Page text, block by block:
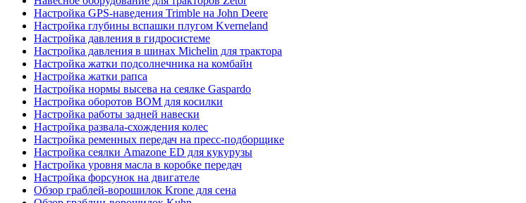
Настройка GPS-наведения Trimble на John Deere
Настройка глубины вспашки плугом Kverneland
Настройка давления в гидросистеме
Настройка давления в шинах Michelin для трактора
Настройка жатки подсолнечника на комбайн
Настройка жатки рапса
Настройка нормы высева на сеялке Gaspardo
Настройка оборотов ВОМ для косилки
Настройка работы задней навески
Настройка развала-схождения колес
Настройка ременных передач на пресс-подборщике
Настройка сеялки Amazone ED для кукурузы
Настройка уровня масла в коробке передач
Настройка форсунок на двигателе
Обзор граблей-ворошилок Krone для сена